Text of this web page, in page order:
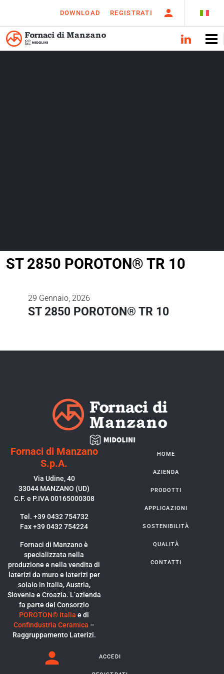
DOWNLOAD REGISTRATI
ST 2850 POROTON® TR 10
29 Gennaio, 2026
ST 2850 POROTON® TR 10
Fornaci di Manzano
S.p.A.
Via Udine, 40
33044 MANZANO (UD)
C.F. e P.IVA 00165000308
Tel. +39 0432 754732
Fax +39 0432 754224
Fornaci di Manzano è
specializzata nella
produzione e nella vendita di
laterizi da muro e laterizi per
solaio in Italia, Austria,
Slovenia e Croazia. L’azienda
fa parte del Consorzio
POROTON® Italia e di
Confindustria Ceramica –
Raggruppamento Laterizi.
HOME
AZIENDA
PRODOTTI
APPLICAZIONI
SOSTENIBILITÀ
QUALITÀ
CONTATTI
ACCEDI